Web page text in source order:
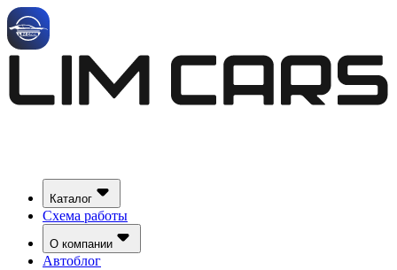
Каталог
Схема работы
О компании
Автоблог